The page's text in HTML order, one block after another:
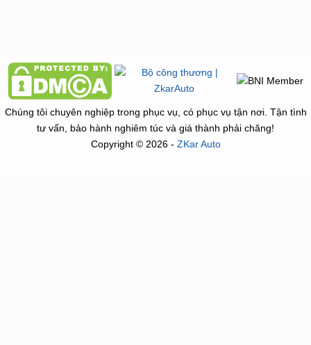
Chúng tôi chuyên nghiệp trong phục vụ, có phục vụ tận nơi. Tận tình
tư vấn, bảo hành nghiêm túc và giá thành phải chăng!
Copyright © 2026 - ZKar Auto